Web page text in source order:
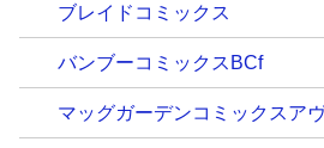
ブレイドコミックス
バンブーコミックスBCf
マッグガーデンコミックスア